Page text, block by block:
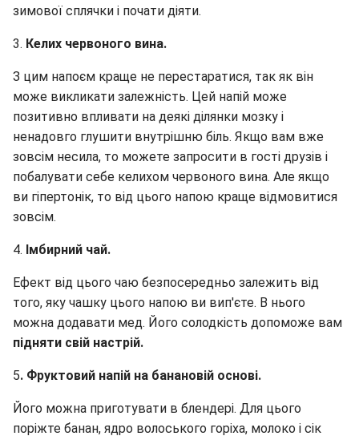
зимової сплячки і почати діяти.
3. Келих червоного вина.
З цим напоєм краще не перестаратися, так як він
може викликати залежність. Цей напій може
позитивно впливати на деякі ділянки мозку і
ненадовго глушити внутрішню біль. Якщо вам вже
зовсім несила, то можете запросити в гості друзів і
побалувати себе келихом червоного вина. Але якщо
ви гіпертонік, то від цього напою краще відмовитися
зовсім.
4. Імбирний чай.
Ефект від цього чаю безпосередньо залежить від
того, яку чашку цього напою ви вип'єте. В нього
можна додавати мед. Його солодкість допоможе вам
підняти свій настрій.
5. Фруктовий напій на банановій основі.
Його можна приготувати в блендері. Для цього
поріжте банан, ядро волоського горіха, молоко і сік